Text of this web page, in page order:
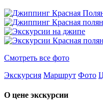
Смотреть все фото
Экскурсия Маршрут Фото
О цене экскурсии